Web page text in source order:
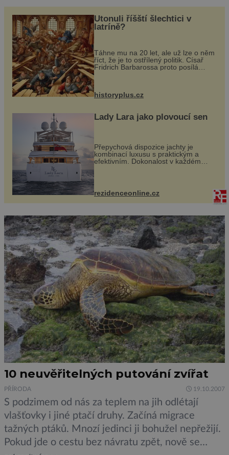
na svět až po otcově smrti, vstupuje do dějin s
přídomkem Pohrobek.Cesta tohoto mládence […]
Utonuli říšští šlechtici v
latríně?
Táhne mu na 20 let, ale už lze o něm
říct, že je to ostřílený politik. Císař
Fridrich Barbarossa proto posílá
historyplus.cz
Lady Lara jako plovoucí sen
Přepychová dispozice jachty je
kombinací luxusu s praktickým a
efektivním. Dokonalost v každém
každoročn...
rezidenceonline.cz
10 neuvěřitelných putování zvířat
PŘÍRODA 19.10.2007
S podzimem od nás za teplem na jih odlétají
vlašťovky i jiné ptačí druhy. Začíná migrace
tažných ptáků. Mnozí jedinci ji bohužel nepřežijí.
Pokud jde o cestu bez návratu zpět, nově se